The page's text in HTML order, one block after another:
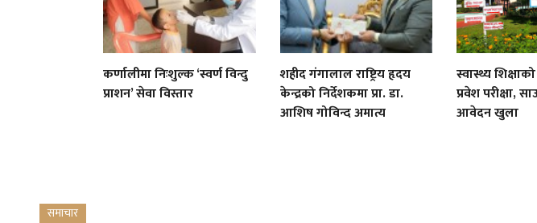
कर्णालीमा निःशुल्क ‘स्वर्ण विन्दु
प्राशन’ सेवा विस्तार
शहीद गंगालाल राष्ट्रिय हृदय
केन्द्रको निर्देशकमा प्रा. डा.
आशिष गोविन्द अमात्य
स्वास्थ्य
प्रवेश परीक्षा,
आवेदन खुला
समाचार